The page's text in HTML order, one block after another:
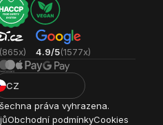
(865x) 4.9/5(1577x)
CZ
práva vyhrazena.
Obchodní podmínkyCookies